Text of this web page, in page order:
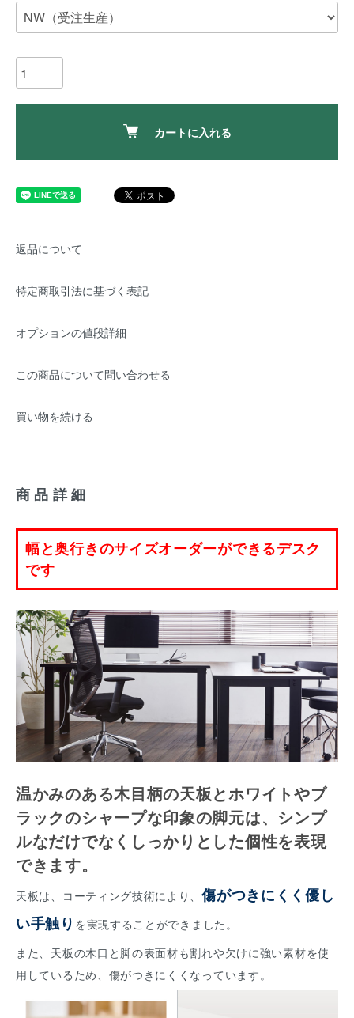
カートに入れる
返品について
特定商取引法に基づく表記
オプションの値段詳細
この商品について問い合わせる
買い物を続ける
商品詳細
幅と奥行きのサイズオーダーができるデスク
です
温かみのある木目柄の天板とホワイトやブ
ラックのシャープな印象の脚元は、シンプ
ルなだけでなくしっかりとした個性を表現
できます。
天板は、コーティング技術により、傷がつきにくく優し
い手触り を実現することができました。
また、天板の木口と脚の表面材も割れや欠けに強い素材を使
用しているため、傷がつきにくくなっています。